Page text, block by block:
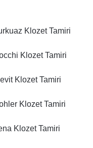
Klozet Tamiri
Klozet Tamiri
Klozet Tamiri
Klozet Tamiri
Klozet Tamiri